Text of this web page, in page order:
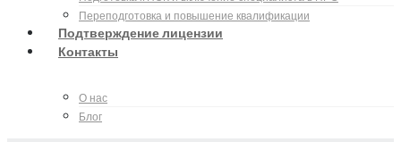
Переподготовка и повышение квалификации
Подтверждение лицензии
Контакты
О нас
Блог